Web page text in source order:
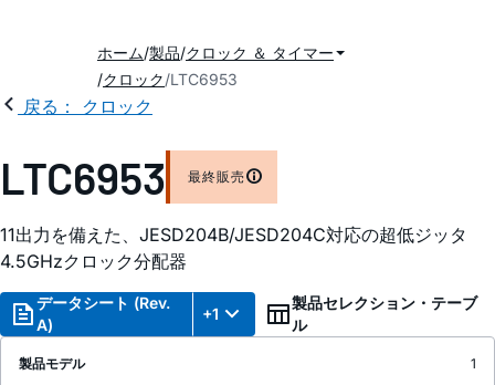
ホーム 製品 クロック ＆ タイマー
クロック LTC6953
戻る： クロック
LTC6953 最終販売
11出力を備えた、JESD204B/JESD204C対応の超低ジッタ
4.5GHzクロック分配器
データシート (Rev.
A)
+1
製品セレクション・テーブ
ル
製品モデル
1